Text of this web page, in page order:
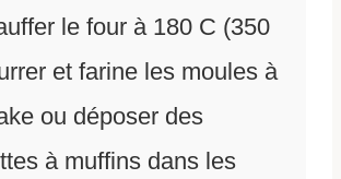
le four à 180 C (350
et farine les moules à
ou déposer des
à muffins dans les